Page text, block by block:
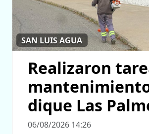
SAN LUIS AGUA
Realizaron
dique Las
06/08/2026 14:26